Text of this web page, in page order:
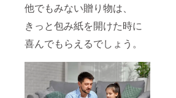
他でもみない贈り物は、
きっと包み紙を開けた時に
喜んでもらえるでしょう。